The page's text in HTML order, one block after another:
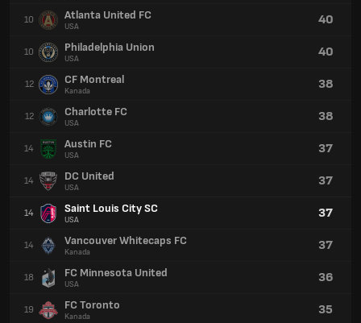
10 Atlanta United FC
USA 40
10 Philadelphia Union
USA 40
12 CF Montreal
Kanada 38
12 Charlotte FC
USA 38
14 Austin FC
USA 37
14 DC United
USA 37
14 Saint Louis City SC
USA 37
14 Vancouver Whitecaps FC
Kanada 37
18 FC Minnesota United
USA 36
19 FC Toronto
Kanada 35